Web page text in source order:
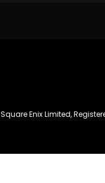
Square Enix Limited,